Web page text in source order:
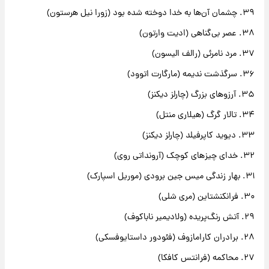
۳۹. چشمان آن‌ها به خدا دوخته شده بود (زورا نیل هرستون)
۳۸. عصر بی‌گناهی (ادیت وارتون)
۳۷. مرد نامرئی (رالف الیسون)
۳۶. سرگذشت ندیمه (مارگارت اتوود)
۳۵. آرزوهای بزرگ (چارلز دیکنز)
۳۴. تالار گرگ (هیلاری منتل)
۳۳. دیوید کاپرفیلد (چارلز دیکنز)
۳۲. خدای چیزهای کوچک (آرونداتی روی)
۳۱. بهار زندگی میس جین برودی (موریل اسپارک)
۳۰. فرانکنشتاین (مری شلی)
۲۹. آتش رنگ‌پریده (ولادیمیر ناباکوف)
۲۸. برادران کارامازوف (فئودور داستایوفسکی)
۲۷. محاکمه (فرانتس کافکا)